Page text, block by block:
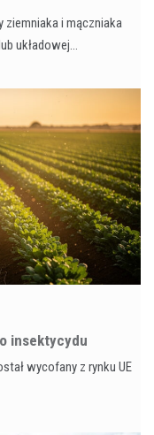
i mączniaka
układowej…
insektycydu
wycofany z rynku UE